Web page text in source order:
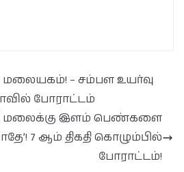
– சம்பள உயர்வு
போராட்டம்
மலைக்கு இளம் பெண்களை
7 ஆம் திகதி கொழும்பில்
போராட்டம்!